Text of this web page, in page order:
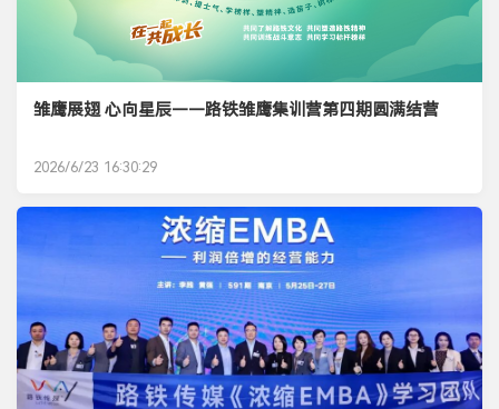
雏鹰展翅 心向星辰——路铁雏鹰集训营第四期圆满结营
2026/6/23 16:30:29